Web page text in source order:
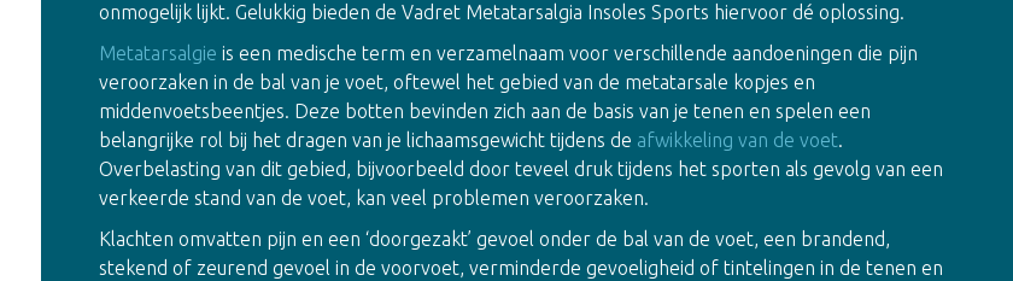
onmogelijk lijkt. Gelukkig bieden de Vadret Metatarsalgia Insoles Sports hiervoor dé oplossing.
Metatarsalgie is een medische term en verzamelnaam voor verschillende aandoeningen die pijn
veroorzaken in de bal van je voet, oftewel het gebied van de metatarsale kopjes en
middenvoetsbeentjes. Deze botten bevinden zich aan de basis van je tenen en spelen een
belangrijke rol bij het dragen van je lichaamsgewicht tijdens de afwikkeling van de voet.
Overbelasting van dit gebied, bijvoorbeeld door teveel druk tijdens het sporten als gevolg van een
verkeerde stand van de voet, kan veel problemen veroorzaken.
Klachten omvatten pijn en een ‘doorgezakt’ gevoel onder de bal van de voet, een brandend,
stekend of zeurend gevoel in de voorvoet, verminderde gevoeligheid of tintelingen in de tenen en